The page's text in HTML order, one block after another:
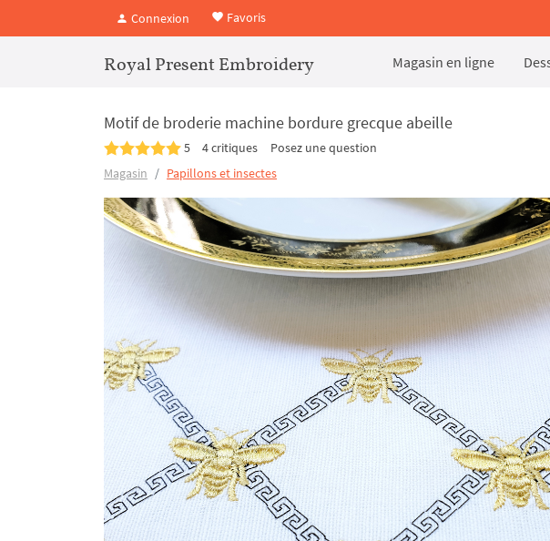
Connexion Favoris
Royal Present Embroidery Magasin en ligne
Motif de broderie machine bordure grecque abeille
5 4 critiques
Posez une question
Magasin
Papillons et insectes